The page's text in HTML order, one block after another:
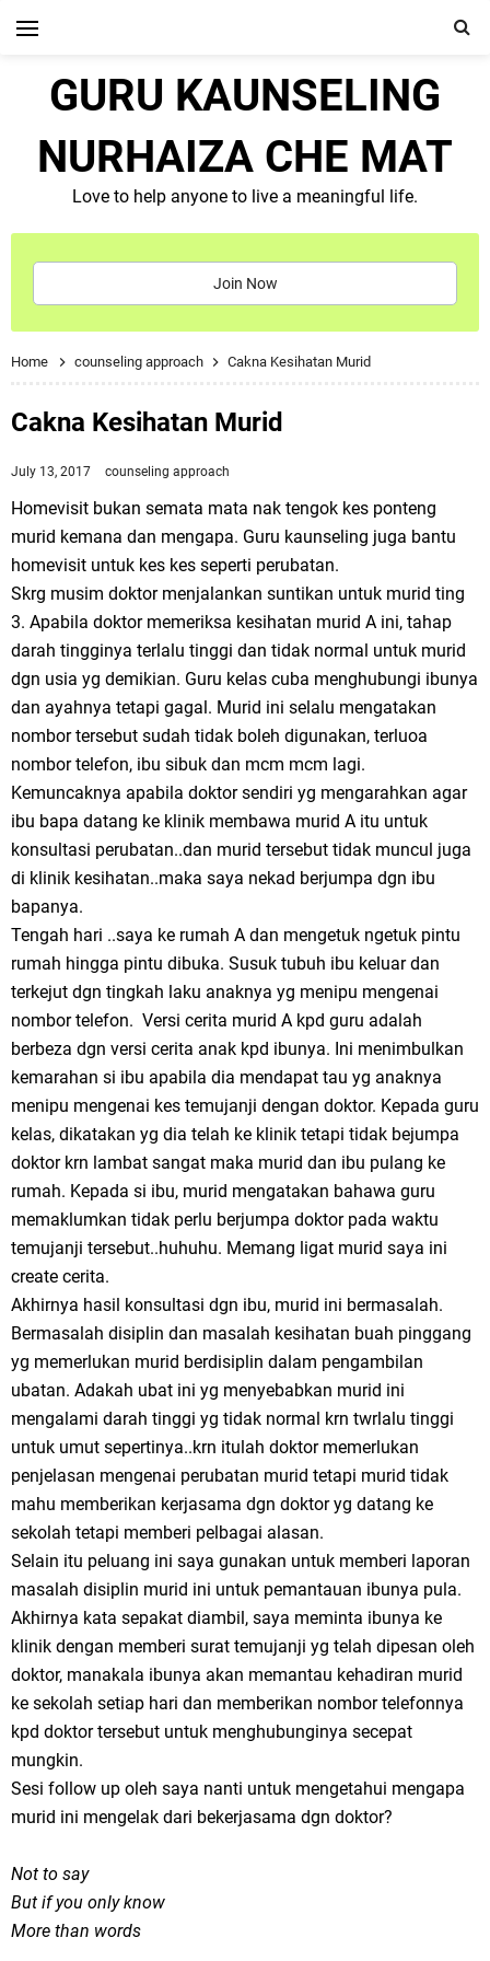
GURU KAUNSELING
NURHAIZA CHE MAT
Love to help anyone to live a meaningful life.
Join Now
Home counseling approach Cakna Kesihatan Murid
Cakna Kesihatan Murid
July 13, 2017 counseling approach
Homevisit bukan semata mata nak tengok kes ponteng
murid kemana dan mengapa. Guru kaunseling juga bantu
homevisit untuk kes kes seperti perubatan.
Skrg musim doktor menjalankan suntikan untuk murid ting
3. Apabila doktor memeriksa kesihatan murid A ini, tahap
darah tingginya terlalu tinggi dan tidak normal untuk murid
dgn usia yg demikian. Guru kelas cuba menghubungi ibunya
dan ayahnya tetapi gagal. Murid ini selalu mengatakan
nombor tersebut sudah tidak boleh digunakan, terluoa
nombor telefon, ibu sibuk dan mcm mcm lagi.
Kemuncaknya apabila doktor sendiri yg mengarahkan agar
ibu bapa datang ke klinik membawa murid A itu untuk
konsultasi perubatan..dan murid tersebut tidak muncul juga
di klinik kesihatan..maka saya nekad berjumpa dgn ibu
bapanya.
Tengah hari ..saya ke rumah A dan mengetuk ngetuk pintu
rumah hingga pintu dibuka. Susuk tubuh ibu keluar dan
terkejut dgn tingkah laku anaknya yg menipu mengenai
nombor telefon. Versi cerita murid A kpd guru adalah
berbeza dgn versi cerita anak kpd ibunya. Ini menimbulkan
kemarahan si ibu apabila dia mendapat tau yg anaknya
menipu mengenai kes temujanji dengan doktor. Kepada guru
kelas, dikatakan yg dia telah ke klinik tetapi tidak bejumpa
doktor krn lambat sangat maka murid dan ibu pulang ke
rumah. Kepada si ibu, murid mengatakan bahawa guru
memaklumkan tidak perlu berjumpa doktor pada waktu
temujanji tersebut..huhuhu. Memang ligat murid saya ini
create cerita.
Akhirnya hasil konsultasi dgn ibu, murid ini bermasalah.
Bermasalah disiplin dan masalah kesihatan buah pinggang
yg memerlukan murid berdisiplin dalam pengambilan
ubatan. Adakah ubat ini yg menyebabkan murid ini
mengalami darah tinggi yg tidak normal krn twrlalu tinggi
untuk umut sepertinya..krn itulah doktor memerlukan
penjelasan mengenai perubatan murid tetapi murid tidak
mahu memberikan kerjasama dgn doktor yg datang ke
sekolah tetapi memberi pelbagai alasan.
Selain itu peluang ini saya gunakan untuk memberi laporan
masalah disiplin murid ini untuk pemantauan ibunya pula.
Akhirnya kata sepakat diambil, saya meminta ibunya ke
klinik dengan memberi surat temujanji yg telah dipesan oleh
doktor, manakala ibunya akan memantau kehadiran murid
ke sekolah setiap hari dan memberikan nombor telefonnya
kpd doktor tersebut untuk menghubunginya secepat
mungkin.
Sesi follow up oleh saya nanti untuk mengetahui mengapa
murid ini mengelak dari bekerjasama dgn doktor?
Not to say
But if you only know
More than words